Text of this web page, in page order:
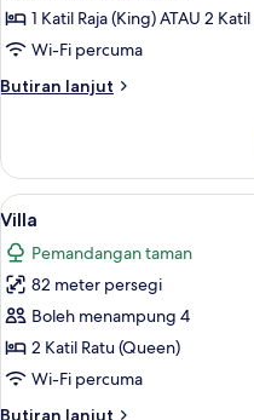
1 Katil Raja (King) ATAU 2
Wi-Fi percuma
Butiran lanjut
Butiran
Room
Lihat
semua
foto
untuk
Villa
10
Villa
Pemandangan taman
82 meter persegi
Boleh menampung 4
2 Katil Ratu (Queen)
Wi-Fi percuma
Butiran lanjut
Butiran